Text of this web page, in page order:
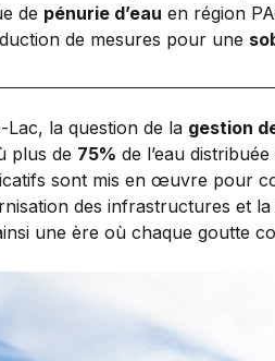
de pénurie d’eau en région
de mesures pour une
Lac, la question de la gestion
plus de 75% de l’eau
sont mis en œuvre pour
des infrastructures et la
une ère où chaque goutte